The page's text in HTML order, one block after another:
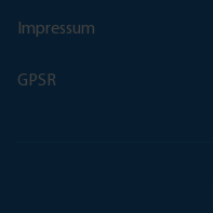
Impressum
GPSR